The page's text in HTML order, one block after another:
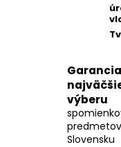
Garancia
výberu
Slovensku